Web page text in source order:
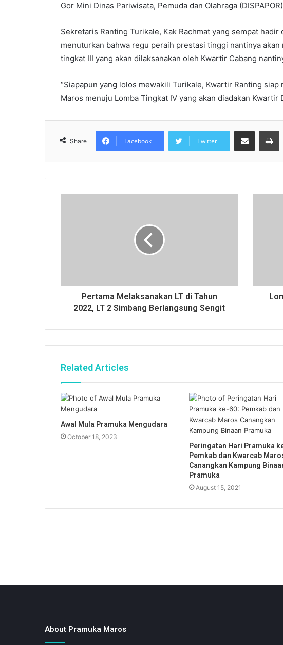
Gor Mini Dinas Pariwisata, Pemuda dan Olahraga
Sekretaris Ranting Turikale, Kak Rachmat yang sempat
menuturkan bahwa regu peraih prestasi tinggi nantinya
tingkat III yang akan dilaksanakan oleh Kwartir Cabang
“Siapapun yang lolos mewakili Turikale, Kwartir Ranting siap
Maros menuju Lomba Tingkat IV yang akan diadakan Kwartir
Share Facebook Twitter
Pertama Melaksanakan LT di Tahun
2022, LT 2 Simbang Berlangsung Sengit
Related Articles
Awal Mula Pramuka Mengudara
October 18, 2023
Peringatan Hari Pramuka
Pemkab dan Kwarcab
Canangkan Kampung
Pramuka
August 15, 2021
About Pramuka Maros